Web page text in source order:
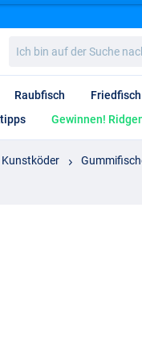
bin
auf
Suche
nach…
Raubfisch
Friedfisch
Gewinnen!
Kunstköder